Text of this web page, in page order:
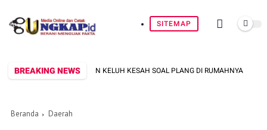
SITEMAP
BREAKING NEWS
DENGARKAN KELUH KESAH SOAL PLANG DI RUMAHNYA
Beranda Daerah